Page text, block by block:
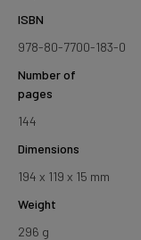
ISBN
978-80-7700-183-0
Number of
pages
144
Dimensions
194 x 119 x 15 mm
Weight
296 g